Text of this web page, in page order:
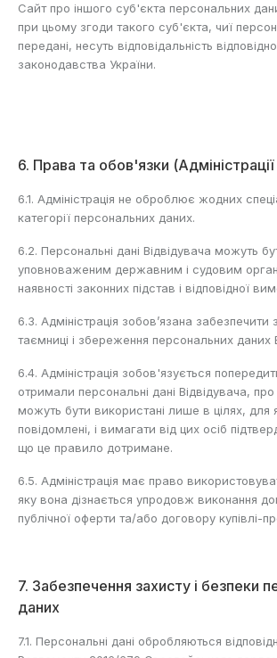
Сайт про іншого суб'єкта персональних
при цьому згоди такого суб'єкта, чиї
передані, несуть відповідальність
законодавства України.
6. Права та обов'язки
6.1. Адміністрація не оброблює жодних
категорії персональних даних.
6.2. Персональні дані Відвідувача можуть
уповноваженим державним і судовим
наявності законних підстав і відповідної
6.3. Адміністрація зобов’язана
таємниці і збереження персональних даних
6.4. Адміністрація зобов'язується
отримали персональні дані Відвідувача, про
можуть бути використані лише в цілях, для
повідомлені, і вимагати від цих осіб
що це правило дотримане.
6.5. Адміністрація має право
яку вона дізнається упродовж виконання
публічної оферти та/або договору купівлі-
7. Забезпечення захисту і безпеки
даних
7.1. Персональні дані обробляються